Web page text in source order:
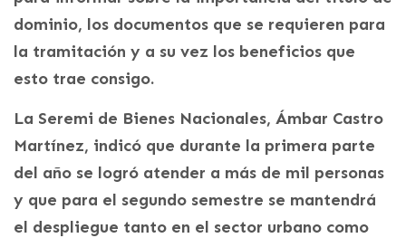
dominio, los documentos que se requieren para
la tramitación y a su vez los beneficios que
esto trae consigo.
La Seremi de Bienes Nacionales, Ámbar Castro
Martínez, indicó que durante la primera parte
del año se logró atender a más de mil personas
y que para el segundo semestre se mantendrá
el despliegue tanto en el sector urbano como